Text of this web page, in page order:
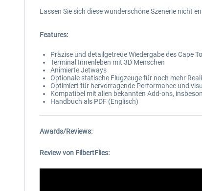
Lassen Sie sich diese wunderschöne Szenerie nicht
Features:
Präzise und detailgetreue Wiedergabe des Cape
Terminal Innenleben mit 3D Menschen
Animierte Jetways
Optionale statische Flugzeuge für noch mehr
Optimiert für hervorragende Performance und
Kompatibel mit allen bekannten Add-ons,
Handbuch als PDF (Englisch)
Awards/Reviews:
Review von FilbertFlies: